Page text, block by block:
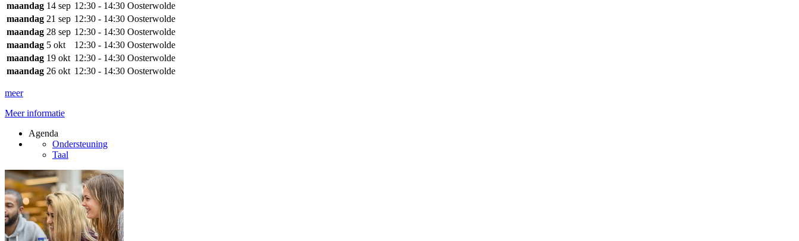
maandag 14 sep 12:30 - 14:30 Oosterwolde
maandag 21 sep 12:30 - 14:30 Oosterwolde
maandag 28 sep 12:30 - 14:30 Oosterwolde
maandag 5 okt 12:30 - 14:30 Oosterwolde
maandag 19 okt 12:30 - 14:30 Oosterwolde
maandag 26 okt 12:30 - 14:30 Oosterwolde
meer
Meer informatie
Agenda
Ondersteuning
Taal